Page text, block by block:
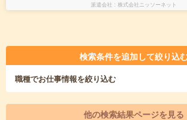
派遣会社 株式会社ニッソーネット
検索条件を追加して絞り込
職種でお仕事情報を絞り込む
他の検索結果ページを見る